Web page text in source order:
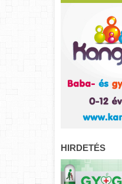
HIRDETÉS